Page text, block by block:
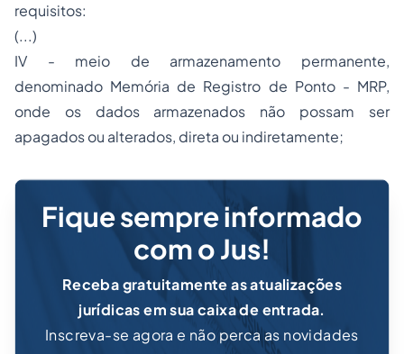
requisitos:
(...)
IV - meio de armazenamento permanente,
denominado Memória de Registro de Ponto - MRP,
onde os dados armazenados não possam ser
apagados ou alterados, direta ou indiretamente;
Fique sempre informado
com o Jus!
Receba gratuitamente as atualizações
jurídicas em sua caixa de entrada.
Inscreva-se agora e não perca as novidades